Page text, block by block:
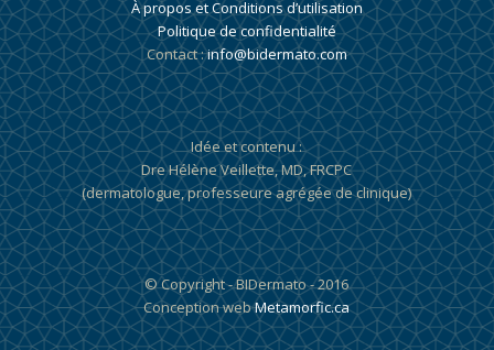
À propos et Conditions d’utilisation
Politique de confidentialité
Contact :info@bidermato.com
Idée et contenu :
Dre Hélène Veillette, MD, FRCPC
(dermatologue, professeure agrégée de clinique)
© Copyright - BIDermato - 2016
Conception webMetamorfic.ca